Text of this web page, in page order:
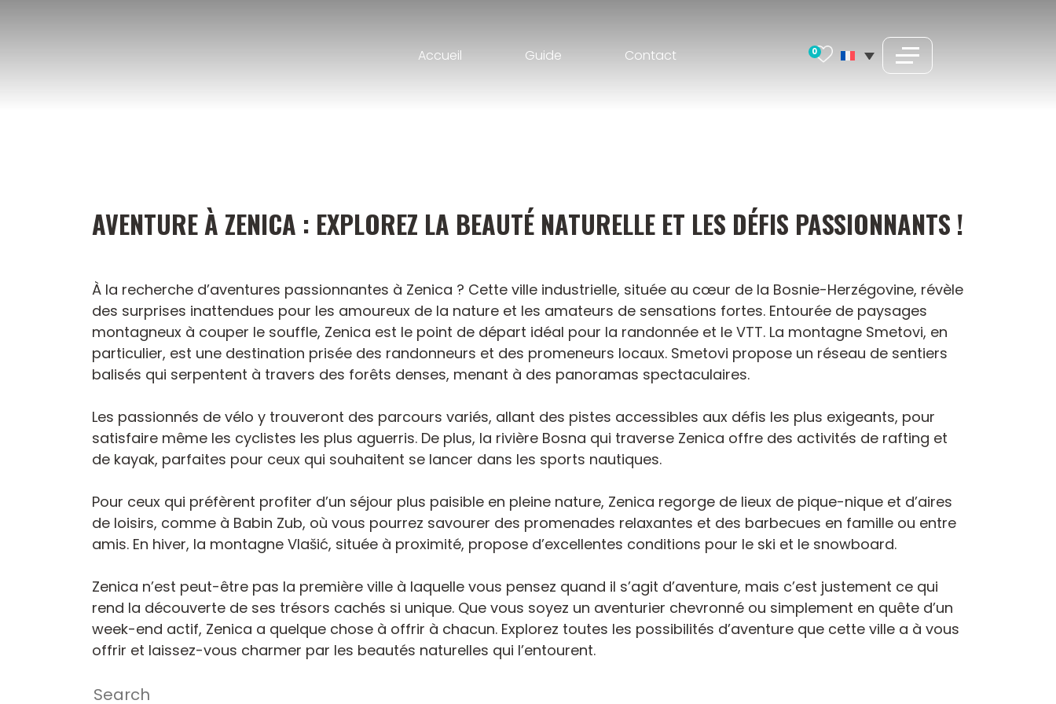
Accueil Guide Contact 0
AVENTURE À ZENICA : EXPLOREZ LA BEAUTÉ NATURELLE ET LES DÉFIS PASSIONNANTS !
À la recherche d’aventures passionnantes à Zenica ? Cette ville industrielle, située au cœur de la Bosnie-Herzégovine, révèle
des surprises inattendues pour les amoureux de la nature et les amateurs de sensations fortes. Entourée de paysages
montagneux à couper le souffle, Zenica est le point de départ idéal pour la randonnée et le VTT. La montagne Smetovi, en
particulier, est une destination prisée des randonneurs et des promeneurs locaux. Smetovi propose un réseau de sentiers
balisés qui serpentent à travers des forêts denses, menant à des panoramas spectaculaires.
Les passionnés de vélo y trouveront des parcours variés, allant des pistes accessibles aux défis les plus exigeants, pour
satisfaire même les cyclistes les plus aguerris. De plus, la rivière Bosna qui traverse Zenica offre des activités de rafting et
de kayak, parfaites pour ceux qui souhaitent se lancer dans les sports nautiques.
Pour ceux qui préfèrent profiter d’un séjour plus paisible en pleine nature, Zenica regorge de lieux de pique-nique et d’aires
de loisirs, comme à Babin Zub, où vous pourrez savourer des promenades relaxantes et des barbecues en famille ou entre
amis. En hiver, la montagne Vlašić, située à proximité, propose d’excellentes conditions pour le ski et le snowboard.
Zenica n’est peut-être pas la première ville à laquelle vous pensez quand il s’agit d’aventure, mais c’est justement ce qui
rend la découverte de ses trésors cachés si unique. Que vous soyez un aventurier chevronné ou simplement en quête d’un
week-end actif, Zenica a quelque chose à offrir à chacun. Explorez toutes les possibilités d’aventure que cette ville a à vous
offrir et laissez-vous charmer par les beautés naturelles qui l’entourent.